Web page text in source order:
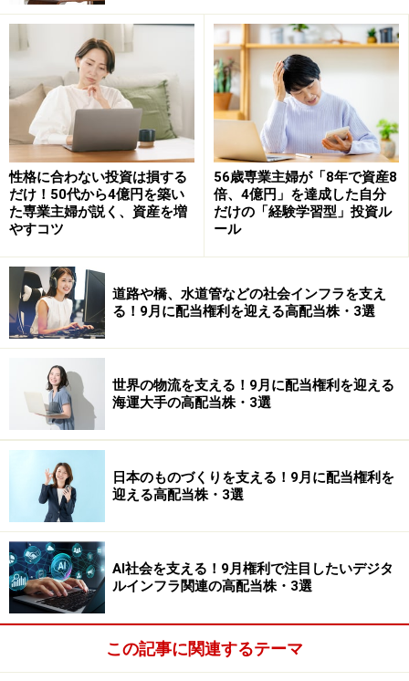
の田村正之氏など、著名人がずらり。また、投資に詳し
い方ならおなじみ、インデックス投資に詳しい人気ブロ
ガーの、虫取り小僧氏や、吊ら男氏、水瀬ケンイチ氏の
姿もありました。個人的にも、学生の頃からずっと追っ
かけてきたブロガーの吊ら男氏や、長年ファンだった山
崎元氏に会えたので、冒頭から感動しきりでした…！
つみップ女子部：当日の内容
さて、気になるイベント内容はというと、金融庁 総合政
策局 総合政策課の今井氏からつみたてNISAの制度説明が
あった後、今回は女性向けイベントということもあり、
フィナンシャルプランナーの岩城氏から、「人生100年
時代、一生お金に困らないために、今からできること」
と題するプチセミナーがありました。また、確定拠出年
金アナリストの大江氏からはiDeCoの制度説明があり、
投資をはじめるにはつみたてNISAかiDeCoが適している
ことなどが話されました。
金融庁 総合政策局 総合政策課の今井氏によるつみたてNISA
制度説明
性格に合わない投資は損する
だけ！50代から4億円を築い
た専業主婦が説く、資産を増
やすコツ
56歳専業主婦が「8年で資産8
倍、4億円」を達成した自分
だけの「経験学習型」投資ル
ール
道路や橋、水道管などの社会インフラを支え
る！9月に配当権利を迎える高配当株・3選
世界の物流を支える！9月に配当権利を迎える
海運大手の高配当株・3選
日本のものづくりを支える！9月に配当権利を
迎える高配当株・3選
AI社会を支える！9月権利で注目したいデジタ
ルインフラ関連の高配当株・3選
この記事に関連するテーマ